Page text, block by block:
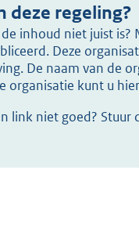
deze regeling?
inhoud niet juist
Deze
De naam van de
organisatie kunt u
link niet goed? Stuur